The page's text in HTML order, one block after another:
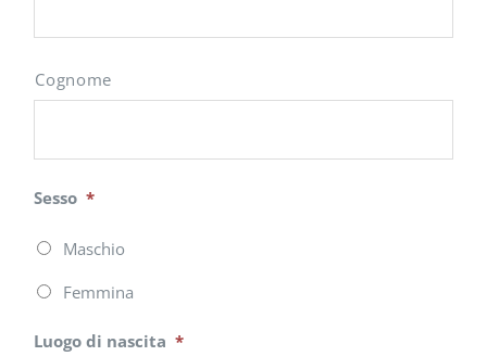
Cognome
Sesso *
Maschio
Femmina
Luogo di nascita *